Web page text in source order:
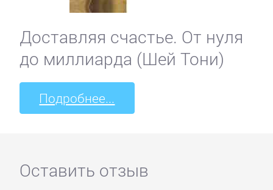
Доставляя счастье. От нуля
до миллиарда (Шей Тони)
Подробнее...
Оставить отзыв